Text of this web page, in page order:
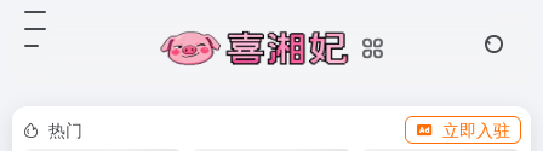
热门 立即入驻